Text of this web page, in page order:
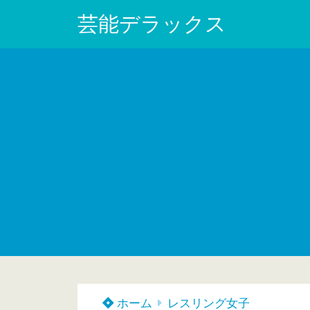
芸能デラックス
ホーム レスリング女子